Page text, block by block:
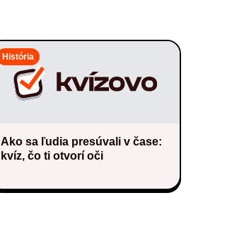
História
Ako sa ľudia presúvali v čase:
kvíz, čo ti otvorí oči